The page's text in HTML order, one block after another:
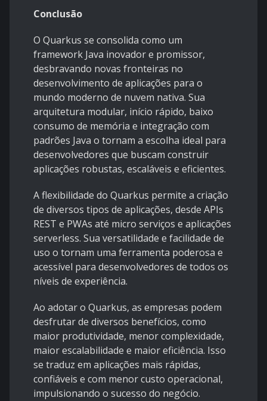
Conclusão
O Quarkus se consolida como um
framework Java inovador e promissor,
desbravando novas fronteiras no
desenvolvimento de aplicações para o
mundo moderno de nuvem nativa. Sua
arquitetura modular, início rápido, baixo
consumo de memória e integração com
padrões Java o tornam a escolha ideal para
desenvolvedores que buscam construir
aplicações robustas, escaláveis e eficientes.
A flexibilidade do Quarkus permite a criação
de diversos tipos de aplicações, desde APIs
REST e PWAs até micro serviços e aplicações
serverless. Sua versatilidade e facilidade de
uso o tornam uma ferramenta poderosa e
acessível para desenvolvedores de todos os
níveis de experiência.
Ao adotar o Quarkus, as empresas podem
desfrutar de diversos benefícios, como
maior produtividade, menor complexidade,
maior escalabilidade e maior eficiência. Isso
se traduz em aplicações mais rápidas,
confiáveis e com menor custo operacional,
impulsionando o sucesso do negócio.